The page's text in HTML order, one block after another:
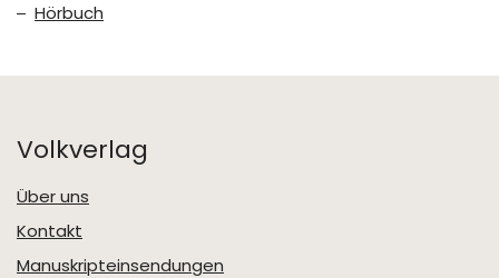
Hörbuch
Volkverlag
Über uns
Kontakt
Manuskripteinsendungen